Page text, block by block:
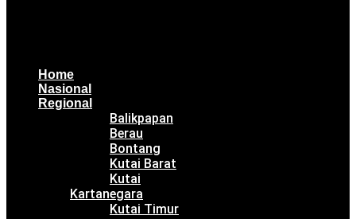
Home
Nasional
Regional
Balikpapan
Berau
Bontang
Kutai Barat
Kutai
Kartanegara
Kutai Timur